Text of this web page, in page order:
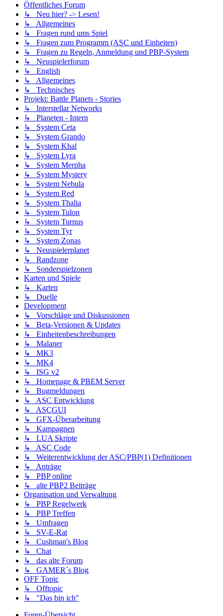
Öffentliches Forum
↳ Neu hier? -> Lesen!
↳ Allgemeines
↳ Fragen rund ums Spiel
↳ Fragen zum Programm (ASC und Einheiten)
↳ Fragen zu Regeln, Anmeldung und PBP-System
↳ Neuspielerforum
↳ English
↳ Allgemeines
↳ Technisches
Projekt: Battle Planets - Stories
↳ Interstellar Networks
↳ Planeten - Intern
↳ System Ceta
↳ System Grando
↳ System Khal
↳ System Lyra
↳ System Merpha
↳ System Mystery
↳ System Nebula
↳ System Red
↳ System Thalia
↳ System Tulon
↳ System Turnus
↳ System Tyr
↳ System Zonas
↳ Neuspielerplanet
↳ Randzone
↳ Sonderspielzonen
Karten und Spiele
↳ Karten
↳ Duelle
Development
↳ Vorschläge und Diskussionen
↳ Beta-Versionen & Updates
↳ Einheitenbeschreibungen
↳ Malaner
↳ MK3
↳ MK4
↳ ISG v2
↳ Homepage & PBEM Server
↳ Bugmeldungen
↳ ASC Entwicklung
↳ ASCGUI
↳ GFX-Überarbeitung
↳ Kampagnen
↳ LUA Skripte
↳ ASC Code
↳ Weiterentwicklung der ASC/PBP(1) Definitionen
↳ Anträge
↳ PBP online
↳ alte PBP2 Beiträge
Organisation und Verwaltung
↳ PBP Regelwerk
↳ PBP Treffen
↳ Umfragen
↳ SV-E-Rat
↳ Cushman's Blog
↳ Chat
↳ das alte Forum
↳ GAMER´s Blog
OFF Topic
↳ Offtopic
↳ "Das bin ich"